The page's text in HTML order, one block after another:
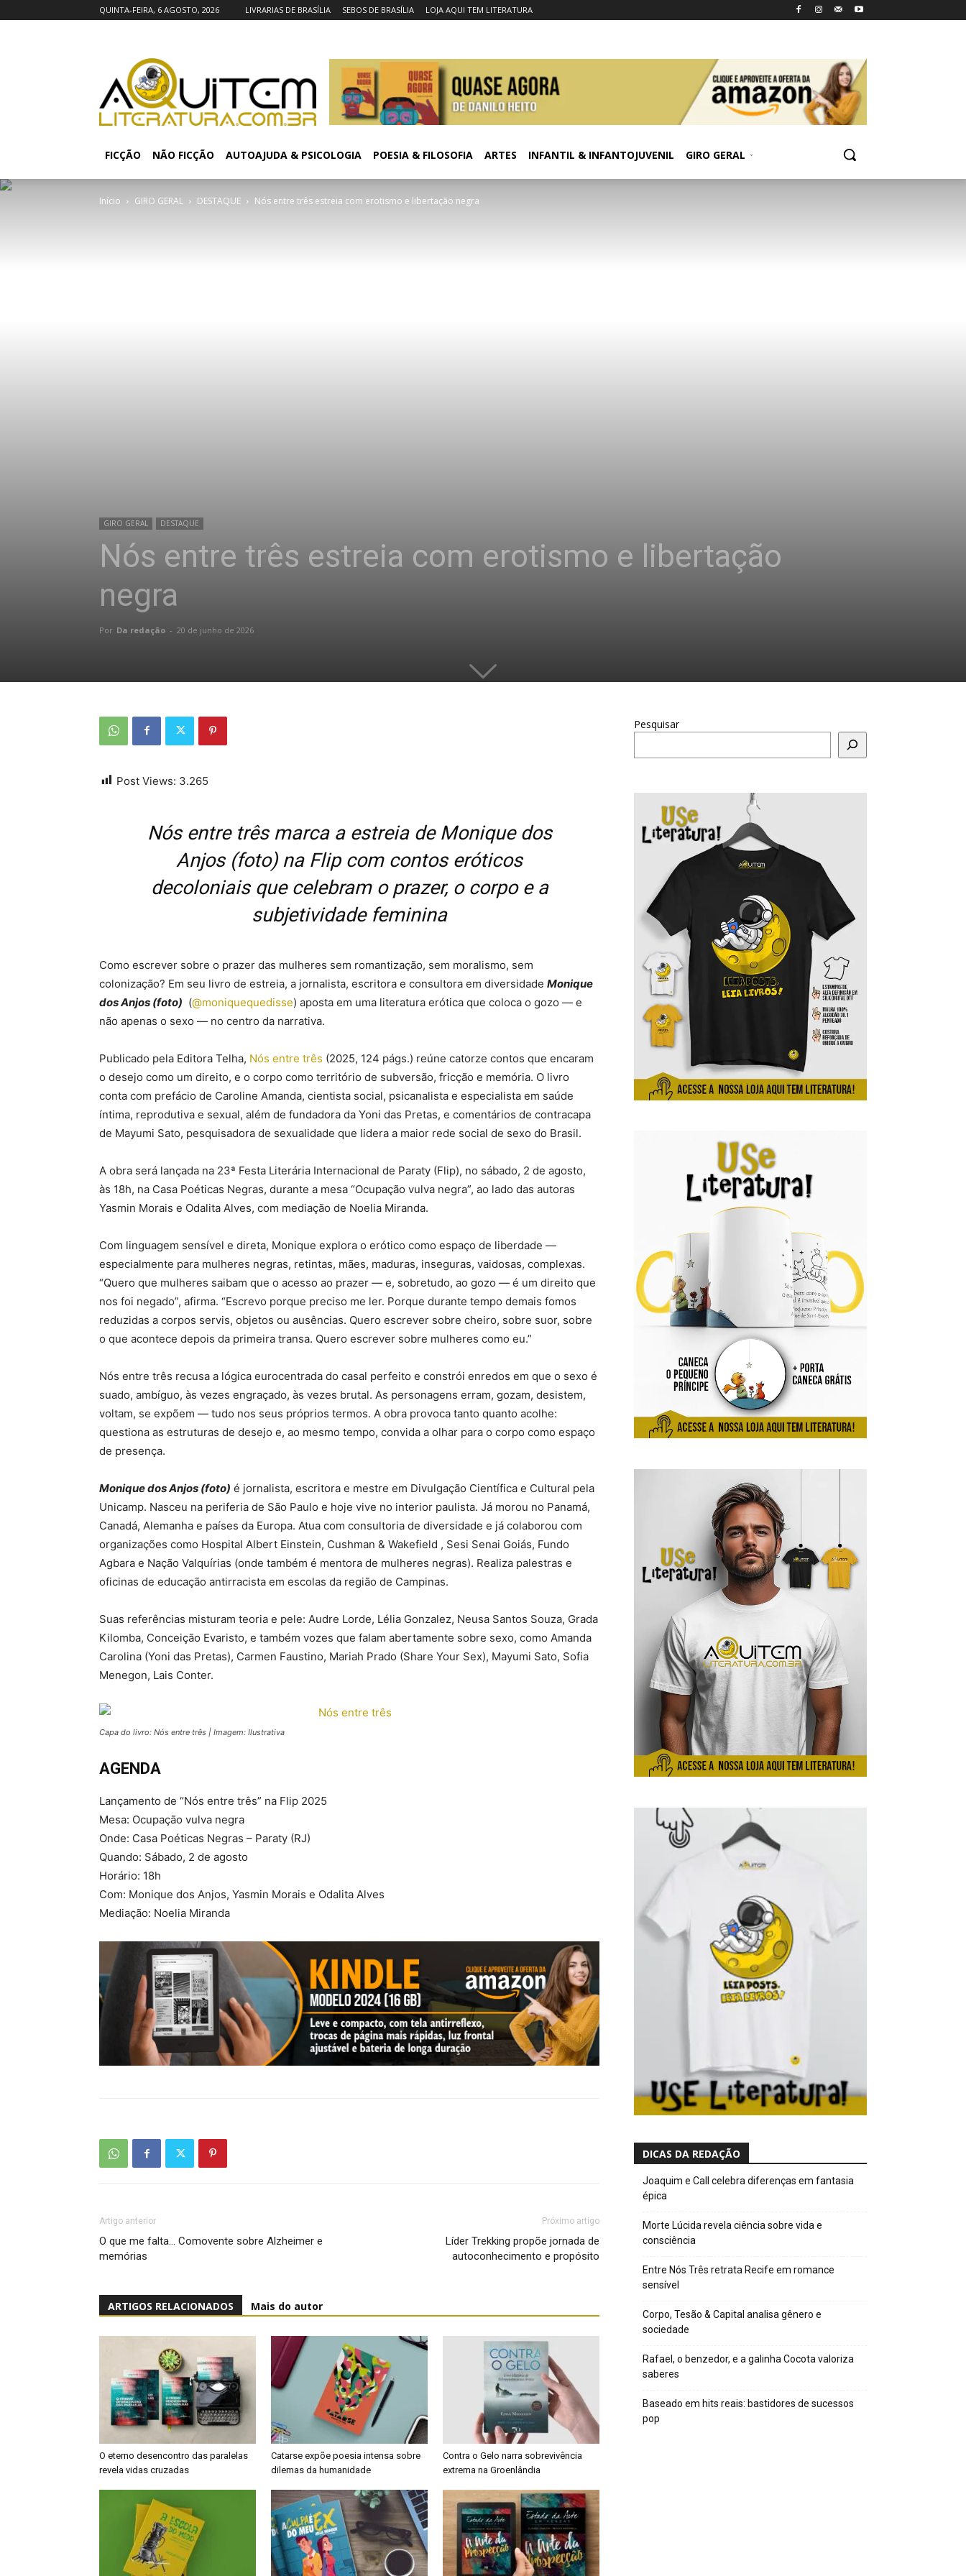
QUINTA-FEIRA, 6 AGOSTO, 2026 LIVRARIAS DE BRASÍLIA SEBOS DE BRASÍLIA LOJA AQUI TEM LITERATURA
FICÇÃO NÃO FICÇÃO AUTOAJUDA & PSICOLOGIA POESIA & FILOSOFIA ARTES INFANTIL & INFANTOJUVENIL GIRO GERAL
Início GIRO GERAL DESTAQUE Nós entre três estreia com erotismo e libertação negra
GIRO GERAL DESTAQUE
Nós entre três estreia com erotismo e libertação
negra
Por Da redação - 20 de junho de 2026
Post Views: 3.265
Nós entre três marca a estreia de Monique dos
Anjos (foto) na Flip com contos eróticos
decoloniais que celebram o prazer, o corpo e a
subjetividade feminina
Como escrever sobre o prazer das mulheres sem romantização, sem moralismo, sem
colonização? Em seu livro de estreia, a jornalista, escritora e consultora em diversidade Monique
dos Anjos (foto) (@moniquequedisse) aposta em uma literatura erótica que coloca o gozo — e
não apenas o sexo — no centro da narrativa.
Publicado pela Editora Telha, Nós entre três (2025, 124 págs.) reúne catorze contos que encaram
o desejo como um direito, e o corpo como território de subversão, fricção e memória. O livro
conta com prefácio de Caroline Amanda, cientista social, psicanalista e especialista em saúde
íntima, reprodutiva e sexual, além de fundadora da Yoni das Pretas, e comentários de contracapa
de Mayumi Sato, pesquisadora de sexualidade que lidera a maior rede social de sexo do Brasil.
A obra será lançada na 23ª Festa Literária Internacional de Paraty (Flip), no sábado, 2 de agosto,
às 18h, na Casa Poéticas Negras, durante a mesa “Ocupação vulva negra”, ao lado das autoras
Yasmin Morais e Odalita Alves, com mediação de Noelia Miranda.
Com linguagem sensível e direta, Monique explora o erótico como espaço de liberdade —
especialmente para mulheres negras, retintas, mães, maduras, inseguras, vaidosas, complexas.
“Quero que mulheres saibam que o acesso ao prazer — e, sobretudo, ao gozo — é um direito que
nos foi negado”, afirma. “Escrevo porque preciso me ler. Porque durante tempo demais fomos
reduzidas a corpos servis, objetos ou ausências. Quero escrever sobre cheiro, sobre suor, sobre
o que acontece depois da primeira transa. Quero escrever sobre mulheres como eu.”
Nós entre três recusa a lógica eurocentrada do casal perfeito e constrói enredos em que o sexo é
suado, ambíguo, às vezes engraçado, às vezes brutal. As personagens erram, gozam, desistem,
voltam, se expõem — tudo nos seus próprios termos. A obra provoca tanto quanto acolhe:
questiona as estruturas de desejo e, ao mesmo tempo, convida a olhar para o corpo como espaço
de presença.
Monique dos Anjos (foto) é jornalista, escritora e mestre em Divulgação Científica e Cultural pela
Unicamp. Nasceu na periferia de São Paulo e hoje vive no interior paulista. Já morou no Panamá,
Canadá, Alemanha e países da Europa. Atua com consultoria de diversidade e já colaborou com
organizações como Hospital Albert Einstein, Cushman & Wakefield , Sesi Senai Goiás, Fundo
Agbara e Nação Valquírias (onde também é mentora de mulheres negras). Realiza palestras e
oficinas de educação antirracista em escolas da região de Campinas.
Suas referências misturam teoria e pele: Audre Lorde, Lélia Gonzalez, Neusa Santos Souza, Grada
Kilomba, Conceição Evaristo, e também vozes que falam abertamente sobre sexo, como Amanda
Carolina (Yoni das Pretas), Carmen Faustino, Mariah Prado (Share Your Sex), Mayumi Sato, Sofia
Menegon, Lais Conter.
Capa do livro: Nós entre três | Imagem: Ilustrativa
AGENDA
Lançamento de “Nós entre três” na Flip 2025
Mesa: Ocupação vulva negra
Onde: Casa Poéticas Negras – Paraty (RJ)
Quando: Sábado, 2 de agosto
Horário: 18h
Com: Monique dos Anjos, Yasmin Morais e Odalita Alves
Mediação: Noelia Miranda
Artigo anterior
O que me falta… Comovente sobre Alzheimer e
memórias
Próximo artigo
Líder Trekking propõe jornada de
autoconhecimento e propósito
ARTIGOS RELACIONADOS Mais do autor
O eterno desencontro das paralelas
revela vidas cruzadas
Catarse expõe poesia intensa sobre
dilemas da humanidade
Contra o Gelo narra sobrevivência
extrema na Groenlândia
Pesquisar
DICAS DA REDAÇÃO
Joaquim e Call celebra diferenças em fantasia
épica
Morte Lúcida revela ciência sobre vida e
consciência
Entre Nós Três retrata Recife em romance
sensível
Corpo, Tesão & Capital analisa gênero e
sociedade
Rafael, o benzedor, e a galinha Cocota valoriza
saberes
Baseado em hits reais: bastidores de sucessos
pop